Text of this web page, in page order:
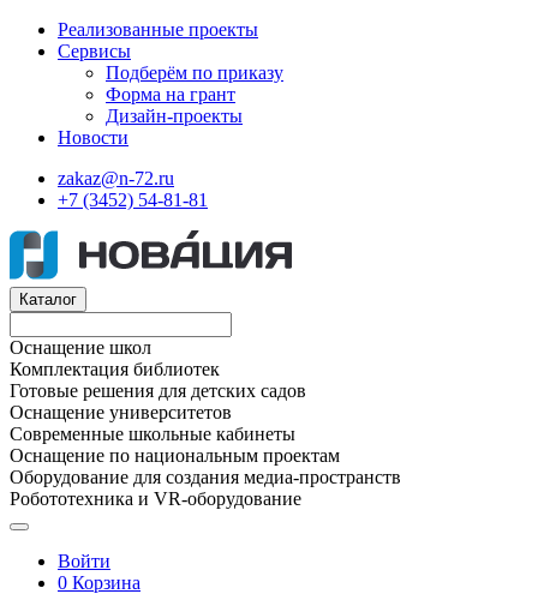
Реализованные проекты
Сервисы
Подберём по приказу
Форма на грант
Дизайн-проекты
Новости
zakaz@n-72.ru
+7 (3452) 54-81-81
Каталог
Оснащение школ
Комплектация библиотек
Готовые решения для детских садов
Оснащение университетов
Современные школьные кабинеты
Оснащение по национальным проектам
Оборудование для создания медиа-пространств
Робототехника и VR-оборудование
Войти
0 Корзина